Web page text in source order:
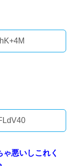
悪いしこれく